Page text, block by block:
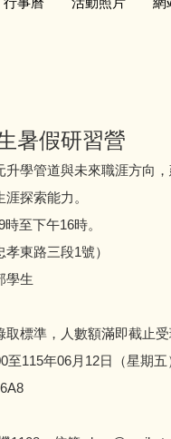
暑假研習營
學管道與未來職涯方向
探索能力。
至下午16時。
東路三段1號）
學生
標準，人數額滿即截止
115年06月12日（星期